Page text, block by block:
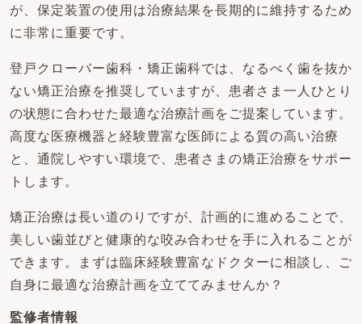
が、保定装置の使用は治療結果を長期的に維持するため
に非常に重要です。
登戸クローバー歯科・矯正歯科では、なるべく歯を抜か
ない矯正治療を推奨していますが、患者さま一人ひとり
の状態に合わせた最適な治療計画をご提案しています。
高度な医療機器と経験豊富な医師による質の高い治療
と、通院しやすい環境で、患者さまの矯正治療をサポー
トします。
矯正治療は長い道のりですが、計画的に進めることで、
美しい歯並びと健康的な咬み合わせを手に入れることが
できます。まずは臨床経験豊富なドクターに相談し、ご
自身に最適な治療計画を立ててみませんか？
監修者情報